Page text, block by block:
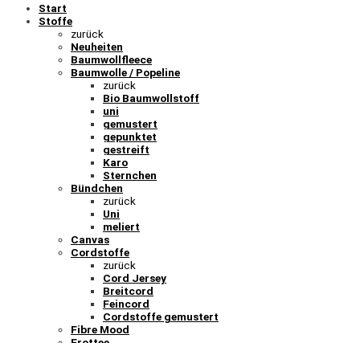
Start
Stoffe
zurück
Neuheiten
Baumwollfleece
Baumwolle / Popeline
zurück
Bio Baumwollstoff
uni
gemustert
gepunktet
gestreift
Karo
Sternchen
Bündchen
zurück
Uni
meliert
Canvas
Cordstoffe
zurück
Cord Jersey
Breitcord
Feincord
Cordstoffe gemustert
Fibre Mood